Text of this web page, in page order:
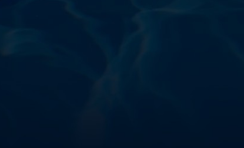
vzdelaním v oblasti čistiarní odpadových
zdokonaľovaním v oblasti starostlivosti o vodu.
vlastnej výroby pre čistú a bezpečnú
na najlepších európskych surovinách a
najvyššiu kvalitu za ceny porovnateľné s
a bezpečnosťou. Presvedčte sa sami o kvalite
kontrolami a testami, a o ich nepochybnej
oázu čistoty s našimi produktmi – pretože voda